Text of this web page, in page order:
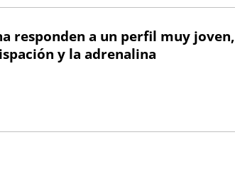
responden a un perfil muy joven,
y la adrenalina